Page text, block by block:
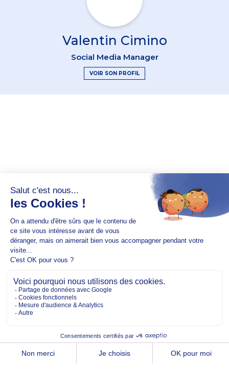
Valentin Cimino
Social Media Manager
VOIR SON PROFIL
Copyright @2026 EM Normandie